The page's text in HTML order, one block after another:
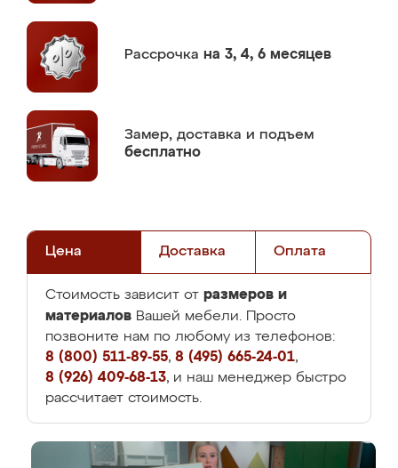
Рассрочка на 3, 4, 6 месяцев
Замер, доставка и подъем
бесплатно
Цена Доставка Оплата
Стоимость зависит от размеров и
материалов Вашей мебели. Просто
позвоните нам по любому из телефонов:
8 (800) 511-89-55, 8 (495) 665-24-01,
8 (926) 409-68-13, и наш менеджер быстро
рассчитает стоимость.